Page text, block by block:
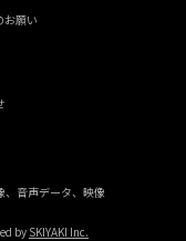
お願い
、音声データ、映像
by SKIYAKI Inc.